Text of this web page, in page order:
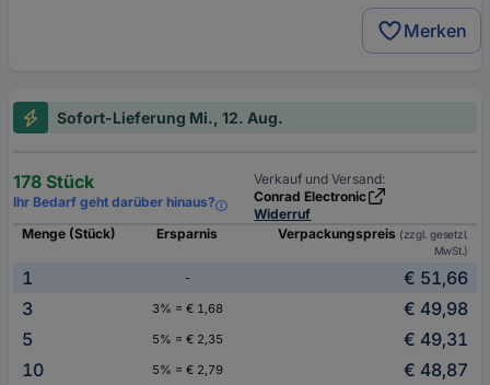
Merken
Sofort-Lieferung Mi., 12. Aug.
178 Stück
Ihr Bedarf geht darüber hinaus?
Verkauf und Versand:
Conrad Electronic
Widerruf
Menge (Stück)
Ersparnis Verpackungspreis (zzgl. gesetzl.
MwSt.)
1 -
€ 51,66
3
3% = € 1,68
€ 49,98
5
5% = € 2,35
€ 49,31
10
5% = € 2,79 € 48,87